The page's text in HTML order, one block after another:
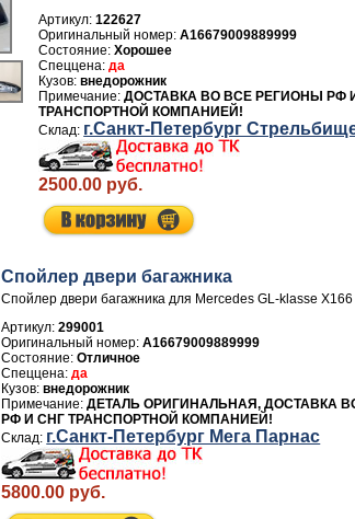
Артикул:122627
A16679009889999
Хорошее
да
внедорожник
ДОСТАВКА ВО ВСЕ РЕГИОНЫ РФ
ТРАНСПОРТНОЙ КОМПАНИЕЙ!
г.Санкт-Петербург
2500.00 руб.
Спойлер двери багажника
Спойлер двери багажника для Mercedes GL-klasse
Артикул:299001
A16679009889999
Отличное
да
внедорожник
ДЕТАЛЬ ОРИГИНАЛЬНАЯ, ДОСТАВКА
РФ И СНГ ТРАНСПОРТНОЙ КОМПАНИЕЙ!
г.Санкт-Петербург Мега Парнас
5800.00 руб.